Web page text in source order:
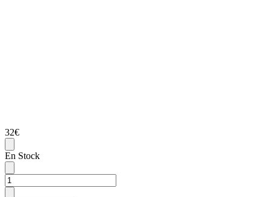
32€
En Stock